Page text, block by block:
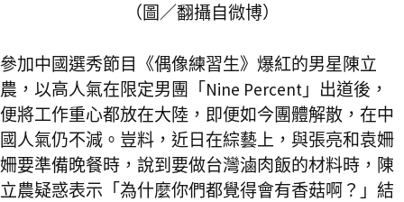
（圖／翻攝自微博）
參加中國選秀節目《偶像練習生》爆紅的男星陳立
農，以高人氣在限定男團「Nine Percent」出道後，
便將工作重心都放在大陸，即便如今團體解散，在中
國人氣仍不減。豈料，近日在綜藝上，與張亮和袁姍
姍要準備晚餐時，說到要做台灣滷肉飯的材料時，陳
立農疑惑表示「為什麼你們都覺得會有香菇啊？」結